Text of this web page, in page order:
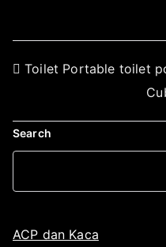
Toilet Portable toilet
Search
ACP dan Kaca